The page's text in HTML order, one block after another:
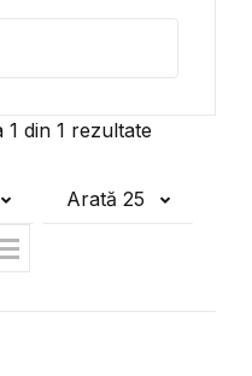
1 din 1 rezultate
Arată 25